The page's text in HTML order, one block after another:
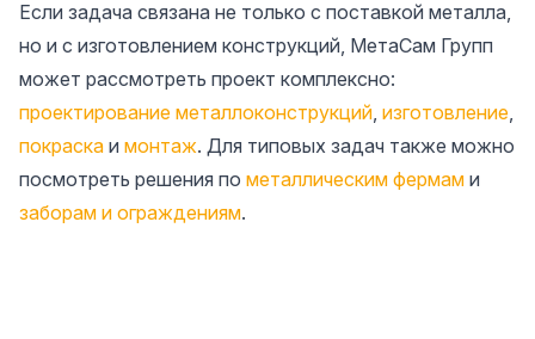
Если задача связана не только с поставкой металла,
но и с изготовлением конструкций, МетаСам Групп
может рассмотреть проект комплексно:
проектирование металлоконструкций, изготовление,
покраска и монтаж. Для типовых задач также можно
посмотреть решения по металлическим фермам и
заборам и ограждениям.